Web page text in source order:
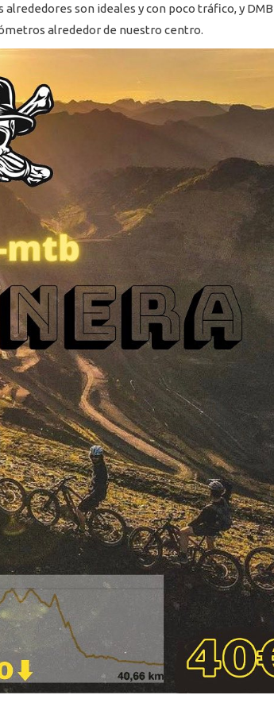
son ideales y con poco tráfico, y DMB
alrededor de nuestro centro.